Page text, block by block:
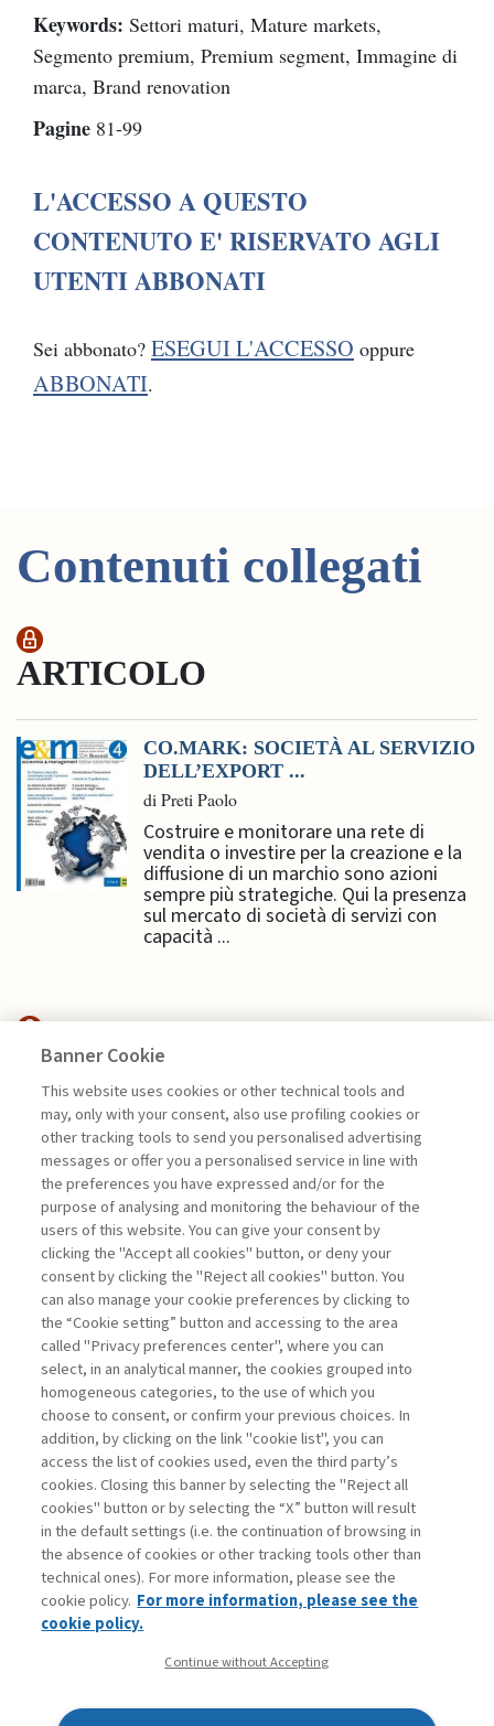
Keywords: Settori maturi, Mature markets,
Segmento premium, Premium segment, Immagine di
marca, Brand renovation
Pagine 81-99
L'ACCESSO A QUESTO
CONTENUTO E' RISERVATO AGLI
UTENTI ABBONATI
Sei abbonato? ESEGUI L'ACCESSO oppure
ABBONATI.
Contenuti collegati
ARTICOLO
CO.MARK: SOCIETÀ AL SERVIZIO
DELL’EXPORT ...
di Preti Paolo
Costruire e monitorare una rete di
vendita o investire per la creazione e la
diffusione di un marchio sono azioni
sempre più strategiche. Qui la presenza
sul mercato di società di servizi con
capacità ...
NEXTGEN MANAGEMENT
PIATTAFORME DIGITALI E
SOSTENIBILITÀ: ...
di Genny Perlangeli
La consultazione dei libri è riservata esclusivamente
agli abbonati Premium
Legenda: Accedi Per registrati Per abbonati
Contatti
Abbonamenti
Archivio rubriche
Privacy
Dichiarazione di accessibilità
Banner Cookie
This website uses cookies or other technical tools and
may, only with your consent, also use profiling cookies or
other tracking tools to send you personalised advertising
messages or offer you a personalised service in line with
the preferences you have expressed and/or for the
purpose of analysing and monitoring the behaviour of the
users of this website. You can give your consent by
clicking the "Accept all cookies" button, or deny your
consent by clicking the "Reject all cookies" button. You
can also manage your cookie preferences by clicking to
the “Cookie setting” button and accessing to the area
called "Privacy preferences center", where you can
select, in an analytical manner, the cookies grouped into
homogeneous categories, to the use of which you
choose to consent, or confirm your previous choices. In
addition, by clicking on the link "cookie list", you can
access the list of cookies used, even the third party’s
cookies. Closing this banner by selecting the "Reject all
cookies" button or by selecting the “X” button will result
in the default settings (i.e. the continuation of browsing in
the absence of cookies or other tracking tools other than
technical ones). For more information, please see the
cookie policy. For more information, please see the
cookie policy.
Continue without Accepting